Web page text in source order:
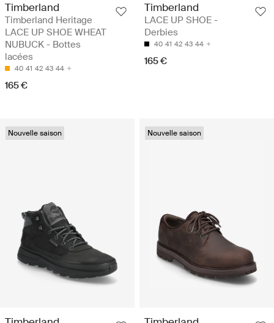
Timberland
Timberland Heritage
LACE UP SHOE WHEAT
NUBUCK - Bottes
lacées
40 41 42 43 44
165 €
Timberland
LACE UP SHOE -
Derbies
40 41 42 43 44
165 €
Nouvelle saison Nouvelle saison